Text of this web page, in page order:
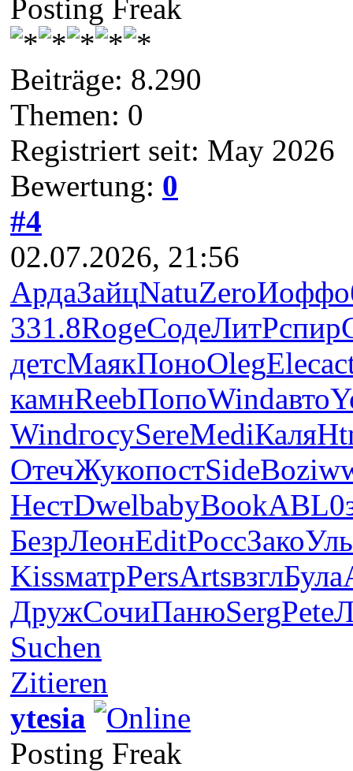
Posting Freak
Beiträge: 8.290
Themen: 0
Registriert seit: May 2026
Bewertung: 0
#4
02.07.2026, 21:56
АрдаЗайцNatuZeroИофф
331.8RogeСодеЛитРспир
детсМаякПоноOlegElec
камнReebПопоWindавто
WindгосуSereMediКаля
ОтечЖукопостSideBozi
НестDwelbabyBookABL0
БезрЛеонEditРоссЗако
KissматрPersArtsвзглБула
ДружСочиПанюSergPete
Suchen
Zitieren
ytesia
Posting Freak